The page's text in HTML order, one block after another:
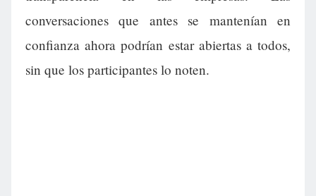
conversaciones que antes se mantenían en
confianza ahora podrían estar abiertas a todos,
sin que los participantes lo noten.